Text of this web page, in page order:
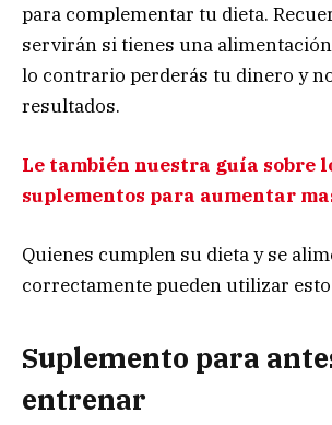
para complementar tu dieta.
servirán si tienes una alimentación
lo contrario perderás tu dinero y
resultados.
Le también nuestra guía sobre
suplementos para aumentar
Quienes cumplen su dieta y se
correctamente pueden utilizar
Suplemento para
entrenar